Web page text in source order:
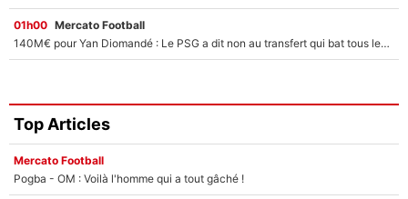
01h00 Mercato Football
140M€ pour Yan Diomandé : Le PSG a dit non au transfert qui bat tous les records sur le mercato
Top Articles
Mercato Football
Pogba - OM : Voilà l'homme qui a tout gâché !